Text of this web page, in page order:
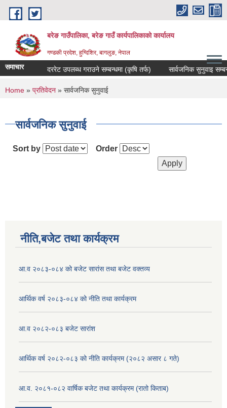
Skip to main content
बरेङ गाउँपालिका, बरेङ गाउँ कार्यपालिकाको कार्यालय
गण्डकी प्रदेश, हुग्दिशिर, बागलुङ, नेपाल
समाचार दररेट उपलब्ध गराउने सम्बन्धमा (कृषि तर्फ) सार्वजनिक सुनुवाइ सम्बन्धी
You are here
Home » प्रतिवेदन » सार्वजनिक सुनुवाई
सार्वजनिक सुनुवाई
Sort by Order
नीति,बजेट तथा कार्यक्रम
आ.व २०८३-०८४ को बजेट सारांस तथा बजेट वक्तव्य
आर्थिक वर्ष २०८३-०८४ को नीति तथा कार्यक्रम
आ.व २०८२-०८३ बजेट सारांश
आर्थिक वर्ष २०८२-०८३ को नीति कार्यक्रम (२०८२ असार ८ गते)
आ.व. २०८१-०८२ वार्षिक बजेट तथा कार्यक्रम (रातो किताब)